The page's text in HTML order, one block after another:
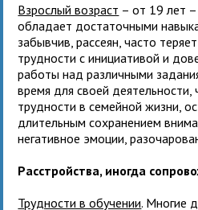
Взрослый возраст – от 19 лет –
обладает достаточными
забывчив, рассеян, часто
трудности с инициативой и
работы над различными
время для своей
трудности в семейной жизни,
длительным сохранением
негативное эмоции,
Расстройства, иногда
Трудности в обучении. Многие